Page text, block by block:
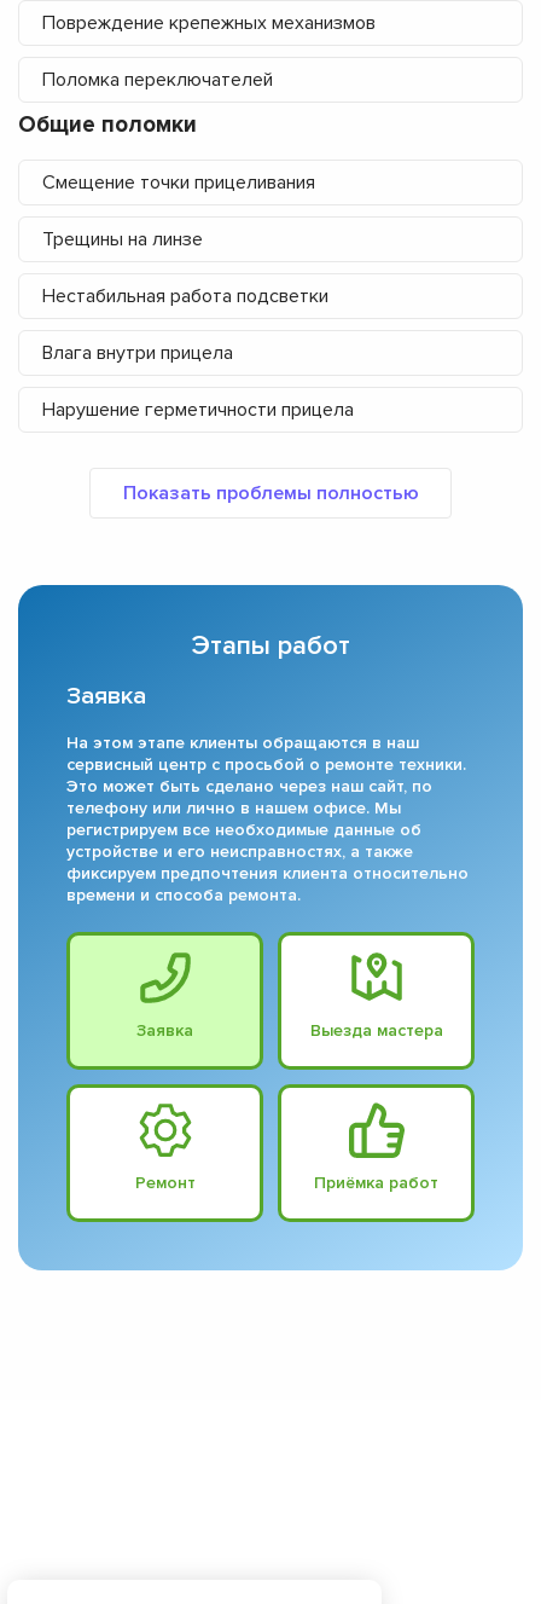
Повреждение крепежных механизмов
Поломка переключателей
Общие поломки
Смещение точки прицеливания
Трещины на линзе
Нестабильная работа подсветки
Влага внутри прицела
Нарушение герметичности прицела
Этапы работ
Заявка
На этом этапе клиенты обращаются в наш
сервисный центр с просьбой о ремонте техники.
Это может быть сделано через наш сайт, по
телефону или лично в нашем офисе. Мы
регистрируем все необходимые данные об
устройстве и его неисправностях, а также
фиксируем предпочтения клиента относительно
времени и способа ремонта.
Заявка Выезда мастера
Ремонт Приёмка работ